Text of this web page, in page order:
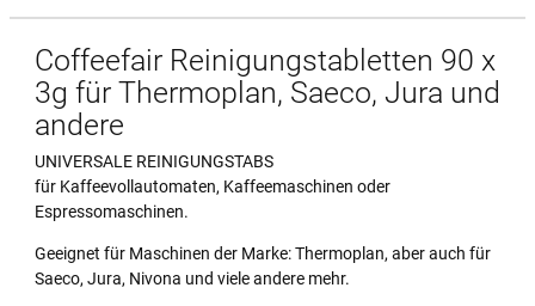
Coffeefair Reinigungstabletten 90 x
3g für Thermoplan, Saeco, Jura und
andere
UNIVERSALE REINIGUNGSTABS
für Kaffeevollautomaten, Kaffeemaschinen oder
Espressomaschinen.
Geeignet für Maschinen der Marke: Thermoplan, aber auch für
Saeco, Jura, Nivona und viele andere mehr.